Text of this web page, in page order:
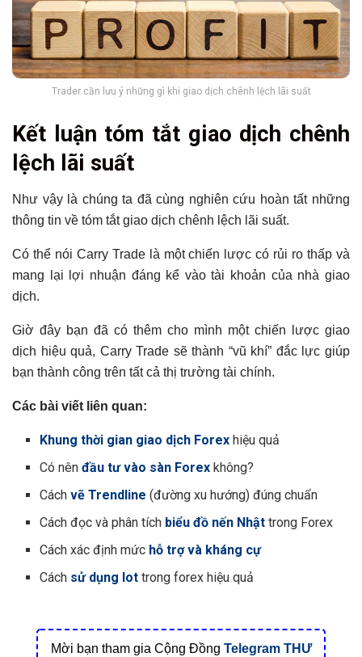
Trader cần lưu ý những gì khi giao dịch chênh lệch lãi suất
Kết luận tóm tắt giao dịch chênh
lệch lãi suất
Như vậy là chúng ta đã cùng nghiên cứu hoàn tất những
thông tin về tóm tắt giao dịch chênh lệch lãi suất.
Có thể nói Carry Trade là một chiến lược có rủi ro thấp và
mang lại lợi nhuận đáng kể vào tài khoản của nhà giao
dịch.
Giờ đây bạn đã có thêm cho mình một chiến lược giao
dịch hiệu quả, Carry Trade sẽ thành “vũ khí” đắc lực giúp
bạn thành công trên tất cả thị trường tài chính.
Các bài viết liên quan:
Khung thời gian giao dịch Forex hiệu quả
Có nênđầu tư vào sàn Forex không?
Cách vẽ Trendline (đường xu hướng) đúng chuẩn
Cách đọc và phân tích biểu đồ nến Nhật trong Forex
Cách xác định mức hỗ trợ và kháng cự
Cách sử dụng lot trong forex hiệu quả
Mời bạn tham gia Cộng Đồng Telegram THƯ